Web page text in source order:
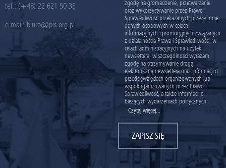
tel.: (+48) 22 621 50 35
e-mail: biuro@pis.org.pl
zgodę na gromadzenie, przetwarzanie
oraz wykorzystywanie przez Prawo i
Sprawiedliwość przekazanych przeze mnie
danych osobowych w celach
informacyjnych i promocyjnych związanych
z działalnością Prawa i Sprawiedliwości, w
celach administracyjnych na użytek
newslettera, w szczególności wyrażam
zgodę na otrzymywanie drogą
elektroniczną newslettera oraz informacji o
przedsięwzięciach organizowanych lub
współorganizowanych przez Prawo i
Sprawiedliwość, a także informacji o
bieżących wydarzeniach politycznych.
Czytaj więcej...
ZAPISZ SIĘ